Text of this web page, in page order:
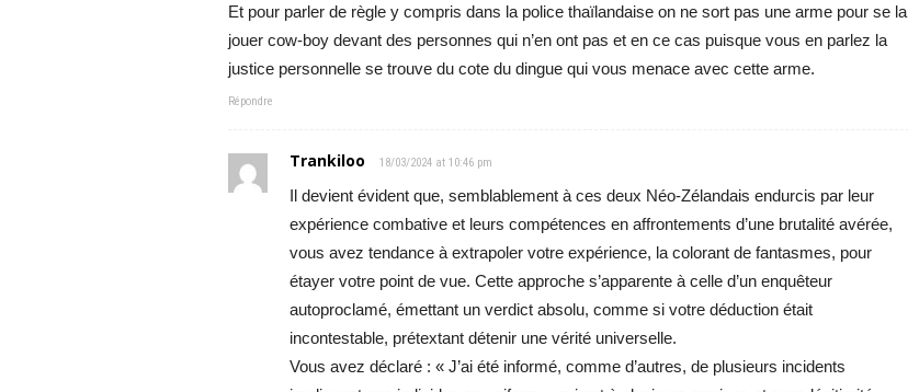
Et pour parler de règle y compris dans la police thaïlandaise on ne sort pas une arme pour se la
jouer cow-boy devant des personnes qui n’en ont pas et en ce cas puisque vous en parlez la
justice personnelle se trouve du cote du dingue qui vous menace avec cette arme.
Répondre
Trankiloo 18/03/2024 at 10:46 pm
Il devient évident que, semblablement à ces deux Néo-Zélandais endurcis par leur
expérience combative et leurs compétences en affrontements d’une brutalité avérée,
vous avez tendance à extrapoler votre expérience, la colorant de fantasmes, pour
étayer votre point de vue. Cette approche s’apparente à celle d’un enquêteur
autoproclamé, émettant un verdict absolu, comme si votre déduction était
incontestable, prétextant détenir une vérité universelle.
Vous avez déclaré : « J’ai été informé, comme d’autres, de plusieurs incidents